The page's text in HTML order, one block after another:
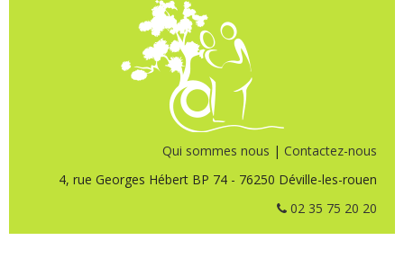
Qui sommes nous | Contactez-nous
4, rue Georges Hébert BP 74 - 76250 Déville-les-rouen
02 35 75 20 20